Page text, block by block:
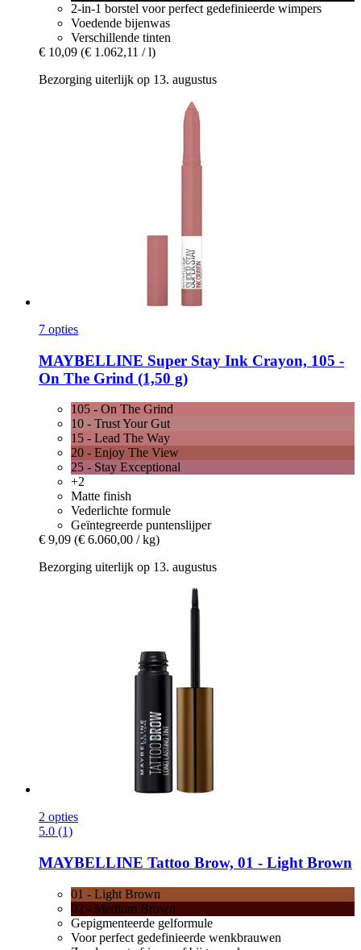
2-in-1 borstel voor perfect gedefinieerde wimpers
Voedende bijenwas
Verschillende tinten
€ 10,09 (€ 1.062,11 / l)
Bezorging uiterlijk op 13. augustus
7 opties
MAYBELLINE Super Stay Ink Crayon, 105 -​
On The Grind (1,50 g)
105 - On The Grind
10 - Trust Your Gut
15 - Lead The Way
20 - Enjoy The View
25 - Stay Exceptional
+2
Matte finish
Vederlichte formule
Geïntegreerde puntenslijper
€ 9,09 (€ 6.060,00 / kg)
Bezorging uiterlijk op 13. augustus
2 opties
5.0 (1)
MAYBELLINE Tattoo Brow, 01 -​ Light Brown
01 - Light Brown
02 - Medium Brown
Gepigmenteerde gelformule
Voor perfect gedefinieerde wenkbrauwen